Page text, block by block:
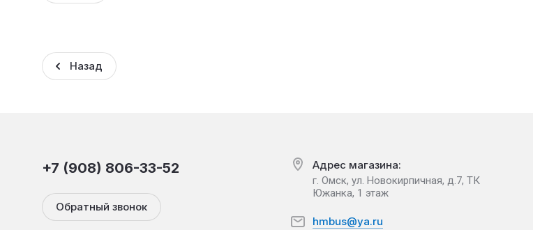
Назад
+7 (908) 806-33-52
Обратный звонок
Адрес магазина:
г. Омск, ул. Новокирпичная, д.7, ТК
Южанка, 1 этаж
hmbus@ya.ru